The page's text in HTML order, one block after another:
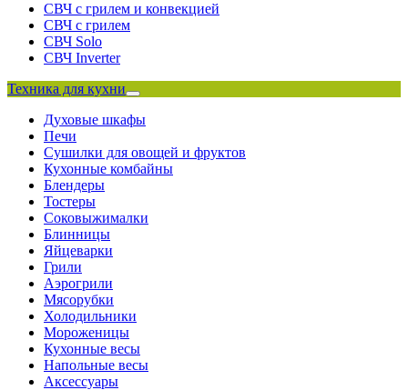
СВЧ с грилем и конвекцией
СВЧ с грилем
СВЧ Solo
СВЧ Inverter
Техника для кухни
Духовые шкафы
Печи
Сушилки для овощей и фруктов
Кухонные комбайны
Блендеры
Тостеры
Соковыжималки
Блинницы
Яйцеварки
Грили
Аэрогрили
Мясорубки
Холодильники
Мороженицы
Кухонные весы
Напольные весы
Аксессуары